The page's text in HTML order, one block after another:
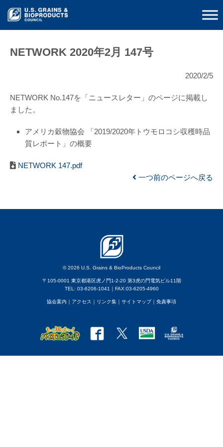
NETWORK 2020年2月 147号
2020/2/5
NETWORK No.147を「ニュースレター」のページに掲載し
ました。
アメリカ穀物協会 「2019/2020年トウモロコシ収穫時品
質レポート」の概要
NETWORK 147.pdf
一つ前のページへ戻る
© 2026 U.S. Grains & BioProducts Council
〒105-0001 東京都港区虎ノ門1-2-20 第3虎の門電気ビル11階
TEL: 03-6206-1041｜FAX:03-6205-4960
協会案内 ｜アクセス ｜ リンク集 ｜ サイトマップ｜ 免責事項